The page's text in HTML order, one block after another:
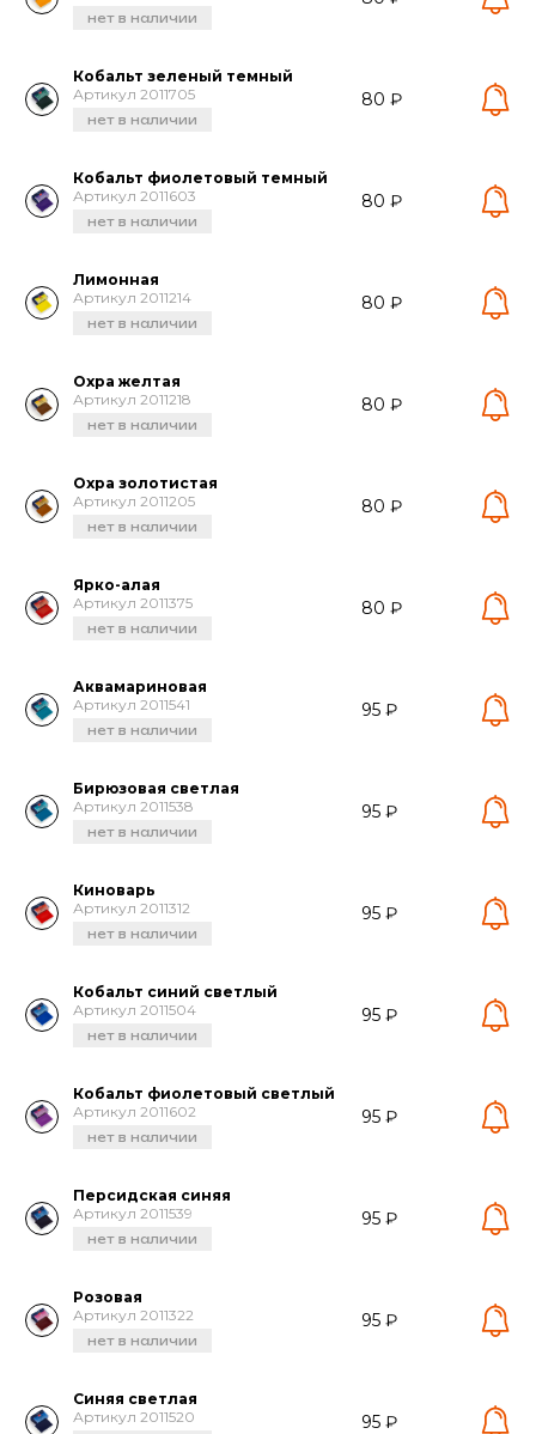
нет в наличии
Кобальт зеленый темный
Артикул 2011705
нет в наличии
80 ₽
Кобальт фиолетовый темный
Артикул 2011603
нет в наличии
80 ₽
Лимонная
Артикул 2011214
нет в наличии
80 ₽
Охра желтая
Артикул 2011218
нет в наличии
80 ₽
Охра золотистая
Артикул 2011205
нет в наличии
80 ₽
Ярко-алая
Артикул 2011375
нет в наличии
80 ₽
Аквамариновая
Артикул 2011541
нет в наличии
95 ₽
Бирюзовая светлая
Артикул 2011538
нет в наличии
95 ₽
Киноварь
Артикул 2011312
нет в наличии
95 ₽
Кобальт синий светлый
Артикул 2011504
нет в наличии
95 ₽
Кобальт фиолетовый светлый
Артикул 2011602
нет в наличии
95 ₽
Персидская синяя
Артикул 2011539
нет в наличии
95 ₽
Розовая
Артикул 2011322
нет в наличии
95 ₽
Синяя светлая
Артикул 2011520
95 ₽